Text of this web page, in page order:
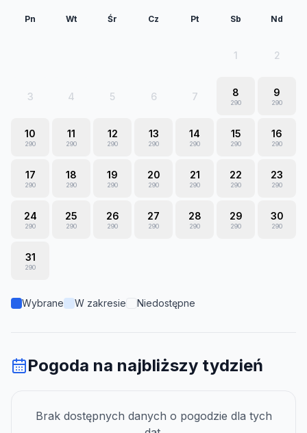
Pn Wt Śr Cz Pt Sb Nd
1 2
3 4 5 6 7 8
290
9
290
10
290
11
290
12
290
13
290
14
290
15
290
16
290
17
290
18
290
19
290
20
290
21
290
22
290
23
290
24
290
25
290
26
290
27
290
28
290
29
290
30
290
31
290
Wybrane W zakresie Niedostępne
Pogoda na najbliższy tydzień
Brak dostępnych danych o pogodzie dla tych